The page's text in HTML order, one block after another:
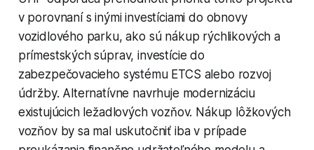
v porovnaní s inými investíciami do obnovy
vozidlového parku, ako sú nákup rýchlikových a
prímestských súprav, investície do
zabezpečovacieho systému ETCS alebo rozvoj
údržby. Alternatívne navrhuje modernizáciu
existujúcich ležadlových vozňov. Nákup lôžkových
vozňov by sa mal uskutočniť iba v prípade